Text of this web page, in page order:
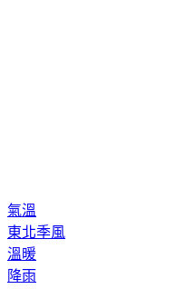
氣溫
東北季風
溫暖
降雨